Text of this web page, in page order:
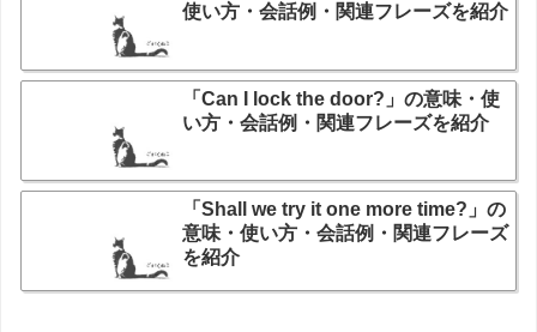
使い方・会話例・関連フレーズを紹介
「Can I lock the door?」の意味・使
い方・会話例・関連フレーズを紹介
「Shall we try it one more time?」の
意味・使い方・会話例・関連フレーズ
を紹介